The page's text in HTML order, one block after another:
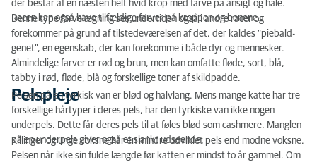
der består af en næsten helt hvid krop med farve på ansigt og hale.
Racen kan også have tilfældige farver på kroppen og benene.
Denne type farvelægning ses undertiden også i andre racer og
forekommer på grund af tilstedeværelsen af det, der kaldes "piebald-
genet", en egenskab, der kan forekomme i både dyr og mennesker.
Almindelige farver er rød og brun, men kan omfatte fløde, sort, blå,
tabby i rød, fløde, blå og forskellige toner af skildpadde.
Pelspleje
Pelsen på en tyrkisk van er blød og halvlang. Mens mange katte har tre
forskellige hårtyper i deres pels, har den tyrkiske van ikke nogen
underpels. Dette får deres pels til at føles blød som cashmere. Manglen
på en underpels giver også et slankt udseende.
Killinger og unge voksne har en mindre udviklet pels end modne voksne.
Pelsen når ikke sin fulde længde før katten er mindst to år gammel. Om